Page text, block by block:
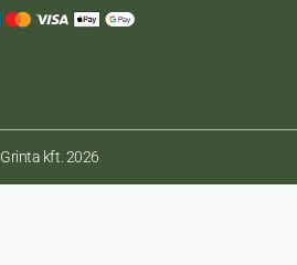
Grinta kft. 2026